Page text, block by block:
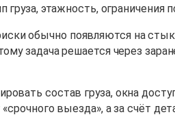
этажность, ограничения
обычно появляются на
задача решается через
состав груза, окна
выезда», а за счёт